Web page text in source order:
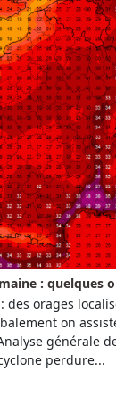
: quelques
des orages
on
générale
perdure...